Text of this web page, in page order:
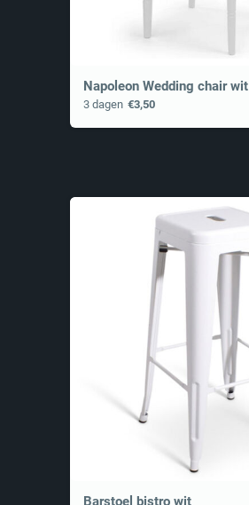
Napoleon Wedding chair wit
3 dagen €3,50
Barstoel bistro wit